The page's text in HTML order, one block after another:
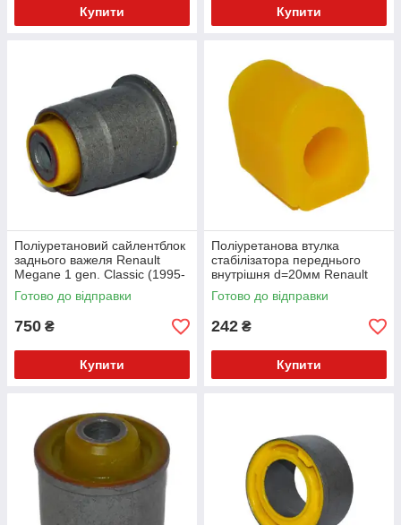
Купити Купити
Поліуретановий сайлентблок
заднього важеля Renault
Megane 1 gen. Classic (1995-
2003) v17
Готово до відправки
750 ₴
Купити
Поліуретанова втулка
стабілізатора переднього
внутрішня d=20мм Renault
Megane 1 gen. Classic (1995-
2003) v17
Готово до відправки
242 ₴
Купити